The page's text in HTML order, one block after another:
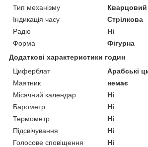
Тип механізму
Кварцовий
Індикація часу
Стрілкова
Радіо
Ні
Форма
Фігурна
Додаткові характеристики годин
Циферблат
Арабські
Маятник
немає
Місячний календар
Ні
Барометр
Ні
Термометр
Ні
Підсвічування
Ні
Голосове сповіщення
Ні